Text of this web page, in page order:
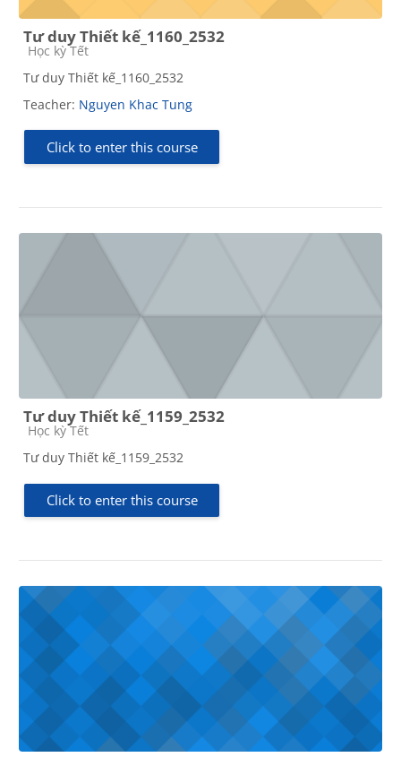
Tư duy Thiết kế_1160_2532
Course category
Học kỳ Tết
Tư duy Thiết kế_1160_2532
Teacher: Nguyen Khac Tung
Click to enter this course
Tư duy Thiết kế_1159_2532
Course category
Học kỳ Tết
Tư duy Thiết kế_1159_2532
Click to enter this course